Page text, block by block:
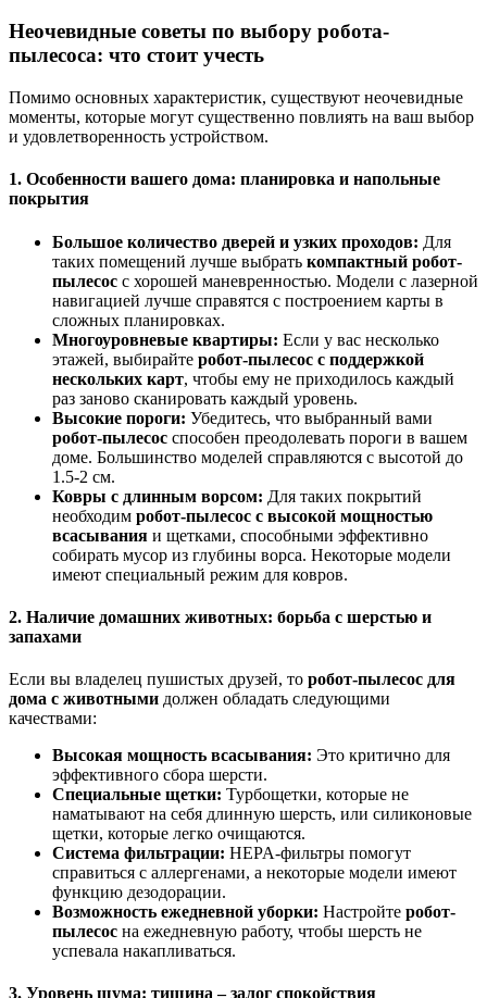
Неочевидные советы по выбору робота-
пылесоса: что стоит учесть
Помимо основных характеристик, существуют неочевидные
моменты, которые могут существенно повлиять на ваш выбор
и удовлетворенность устройством.
1. Особенности вашего дома: планировка и напольные
покрытия
Большое количество дверей и узких проходов: Для
таких помещений лучше выбрать компактный робот-
пылесос с хорошей маневренностью. Модели с лазерной
навигацией лучше справятся с построением карты в
сложных планировках.
Многоуровневые квартиры: Если у вас несколько
этажей, выбирайте робот-пылесос с поддержкой
нескольких карт, чтобы ему не приходилось каждый
раз заново сканировать каждый уровень.
Высокие пороги: Убедитесь, что выбранный вами
робот-пылесос способен преодолевать пороги в вашем
доме. Большинство моделей справляются с высотой до
1.5-2 см.
Ковры с длинным ворсом: Для таких покрытий
необходим робот-пылесос с высокой мощностью
всасывания и щетками, способными эффективно
собирать мусор из глубины ворса. Некоторые модели
имеют специальный режим для ковров.
2. Наличие домашних животных: борьба с шерстью и
запахами
Если вы владелец пушистых друзей, то робот-пылесос для
дома с животными должен обладать следующими
качествами:
Высокая мощность всасывания: Это критично для
эффективного сбора шерсти.
Специальные щетки: Турбощетки, которые не
наматывают на себя длинную шерсть, или силиконовые
щетки, которые легко очищаются.
Система фильтрации: HEPA-фильтры помогут
справиться с аллергенами, а некоторые модели имеют
функцию дезодорации.
Возможность ежедневной уборки: Настройте робот-
пылесос на ежедневную работу, чтобы шерсть не
успевала накапливаться.
3. Уровень шума: тишина – залог спокойствия